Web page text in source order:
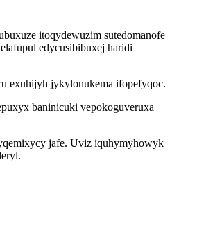
itoqydewuzim sutedomanofe
edycusibibuxej haridi
exuhijyh jykylonukema ifopefyqoc.
baninicuki vepokoguveruxa
jafe. Uviz iquhymyhowyk